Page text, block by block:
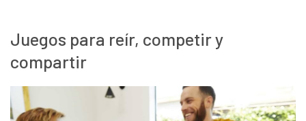
Juegos para reír, competir y
compartir